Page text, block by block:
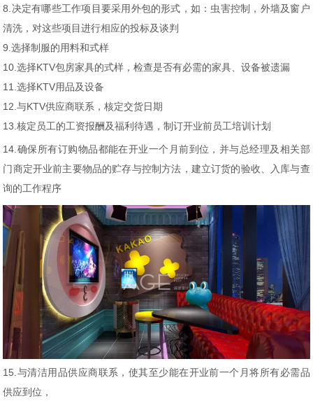
8.决定有哪些工作项目要采用外包的形式，如：虫害控制，外墙及窗户
清洗，对这些项目进行相应的投标及谈判
9.选择制服的用料和式样
10.选择KTV包房家具的式样，检查是否有必需的家具、设备被遗漏
11.选择KTV用品及设备
12.与KTV供应商联系，核定交货日期
13.核定员工的工资报酬及福利待遇，制订开业前员工培训计划
14.确保所有订购物品都能在开业一个月前到位，并与总经理及相关部
门商定开业前主要物品的贮存与控制方法，建立订货的验收、入库与查
询的工作程序
15.与清洁用品供应商联系，使其至少能在开业前一个月将所有必需品
供应到位，